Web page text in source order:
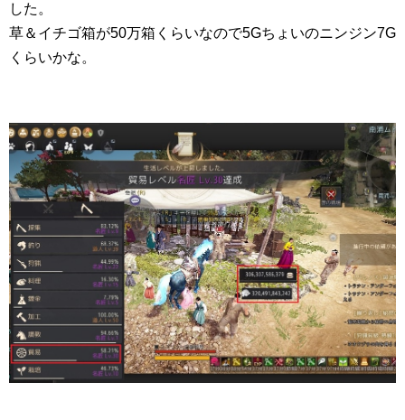
した。
草＆イチゴ箱が50万箱くらいなので5Gちょいのニンジン7G
くらいかな。